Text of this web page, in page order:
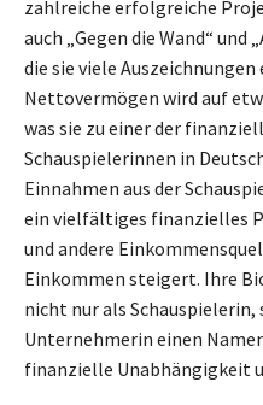
zahlreiche erfolgreiche
auch „Gegen die Wand“
die sie viele
Nettovermögen wird auf
was sie zu einer der
Schauspielerinnen in
Einnahmen aus der
ein vielfältiges finanzielles
und andere
Einkommen steigert. Ihre
nicht nur als
Unternehmerin einen
finanzielle Unabhängigkeit